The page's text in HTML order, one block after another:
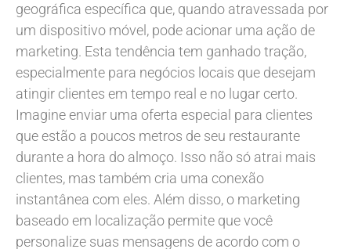
geográfica específica que, quando atravessada por
um dispositivo móvel, pode acionar uma ação de
marketing. Esta tendência tem ganhado tração,
especialmente para negócios locais que desejam
atingir clientes em tempo real e no lugar certo.
Imagine enviar uma oferta especial para clientes
que estão a poucos metros de seu restaurante
durante a hora do almoço. Isso não só atrai mais
clientes, mas também cria uma conexão
instantânea com eles. Além disso, o marketing
baseado em localização permite que você
personalize suas mensagens de acordo com o